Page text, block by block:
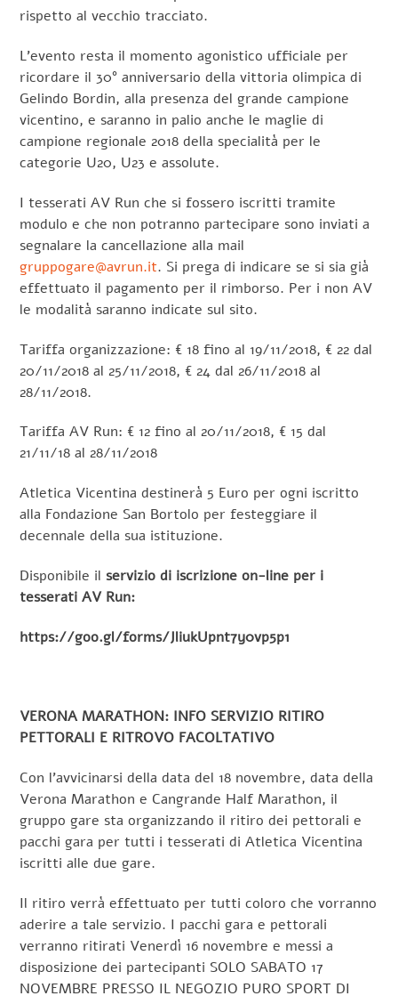
rispetto al vecchio tracciato.
L’evento resta il momento agonistico ufficiale per
ricordare il 30° anniversario della vittoria olimpica di
Gelindo Bordin, alla presenza del grande campione
vicentino, e saranno in palio anche le maglie di
campione regionale 2018 della specialità per le
categorie U20, U23 e assolute.
I tesserati AV Run che si fossero iscritti tramite
modulo e che non potranno partecipare sono inviati a
segnalare la cancellazione alla mail
gruppogare@avrun.it. Si prega di indicare se si sia già
effettuato il pagamento per il rimborso. Per i non AV
le modalità saranno indicate sul sito.
Tariffa organizzazione: € 18 fino al 19/11/2018, € 22 dal
20/11/2018 al 25/11/2018, € 24 dal 26/11/2018 al
28/11/2018.
Tariffa AV Run: € 12 fino al 20/11/2018, € 15 dal
21/11/18 al 28/11/2018
Atletica Vicentina destinerà 5 Euro per ogni iscritto
alla Fondazione San Bortolo per festeggiare il
decennale della sua istituzione.
Disponibile il servizio di iscrizione on-line per i
tesserati AV Run:
https://goo.gl/forms/JliukUpnt7y0vp5p1
VERONA MARATHON: INFO SERVIZIO RITIRO
PETTORALI E RITROVO FACOLTATIVO
Con l’avvicinarsi della data del 18 novembre, data della
Verona Marathon e Cangrande Half Marathon, il
gruppo gare sta organizzando il ritiro dei pettorali e
pacchi gara per tutti i tesserati di Atletica Vicentina
iscritti alle due gare.
Il ritiro verrà effettuato per tutti coloro che vorranno
aderire a tale servizio. I pacchi gara e pettorali
verranno ritirati Venerdì 16 novembre e messi a
disposizione dei partecipanti SOLO SABATO 17
NOVEMBRE PRESSO IL NEGOZIO PURO SPORT DI